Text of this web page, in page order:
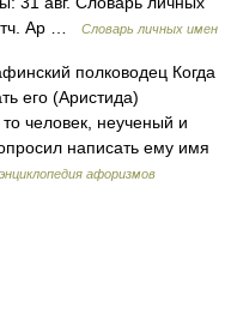
Ар …
Словарь личных имен
полководец Когда
его (Аристида)
человек, неученый и
написать ему имя
афоризмов